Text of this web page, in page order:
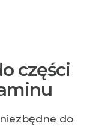
części
do